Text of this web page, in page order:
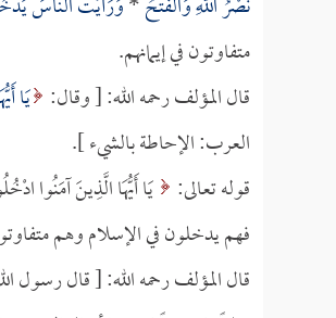
متفاوتون في إيمانهم.
قال المؤلف رحمه الله: [ وقال: يَا
العرب: الإحاطة بالشيء ].
قوله تعالى: يَا أَيُّهَا الَّذِينَ آمَنُوا
فهم يدخلون في الإسلام وهم
قال المؤلف رحمه الله: [ قال رسول